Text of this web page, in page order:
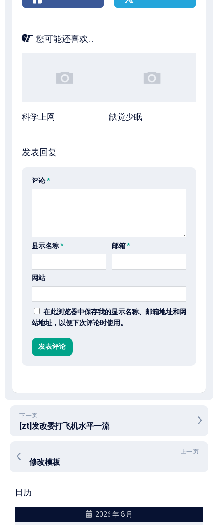
您可能还喜欢...
科学上网 缺觉少眠
发表回复
评论*
显示名称* 邮箱*
网站
在此浏览器中保存我的显示名称、邮箱地址和网
站地址，以便下次评论时使用。
下一页
[zt]发改委打飞机水平一流
上一页
修改模板
日历
2026 年 8 月